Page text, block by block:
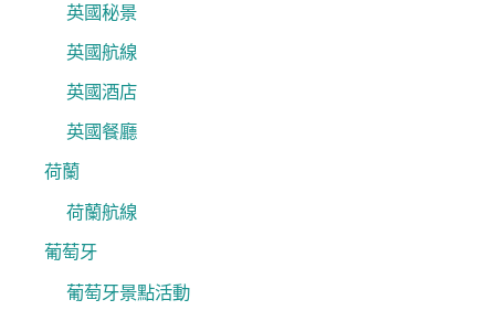
英國秘景
英國航線
英國酒店
英國餐廳
荷蘭
荷蘭航線
葡萄牙
葡萄牙景點活動